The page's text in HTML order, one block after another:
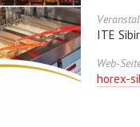
ITE
Web-
horex-